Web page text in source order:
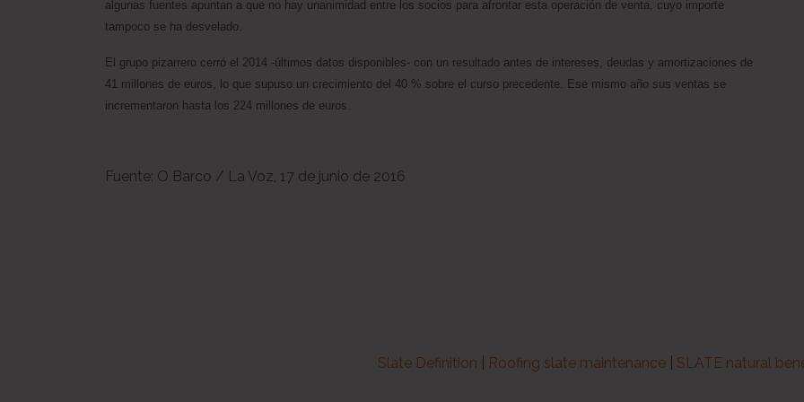
algunas fuentes apuntan a que no hay unanimidad entre los socios para afrontar esta operación de venta, cuyo importe
tampoco se ha desvelado.
El grupo pizarrero cerró el 2014 -últimos datos disponibles- con un resultado antes de intereses, deudas y amortizaciones de
41 millones de euros, lo que supuso un crecimiento del 40 % sobre el curso precedente. Ese mismo año sus ventas se
incrementaron hasta los 224 millones de euros.
Fuente: O Barco / La Voz, 17 de junio de 2016
Slate Definition Roofing slate maintenance SLATE natural